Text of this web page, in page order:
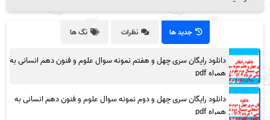
جدید ها نظرات تگ ها
دانلود رایگان سری چهل و هفتم نمونه سوال علوم و فنون دهم انسانی به
همراه pdf
دانلود رایگان سری چهل و دوم نمونه سوال علوم و فنون دهم انسانی به
همراه pdf